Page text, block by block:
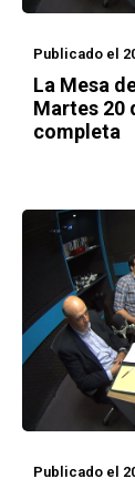
Publicado el
La Mesa
Martes 20
completa
Publicado el